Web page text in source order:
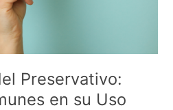
Preservativo:
en su Uso